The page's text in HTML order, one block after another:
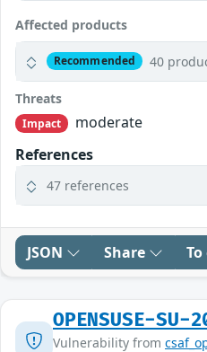
Affected products
Recommended 40
Threats
Impact
moderate
References
47 references
JSON Share
OPENSUSE-
Vulnerability from